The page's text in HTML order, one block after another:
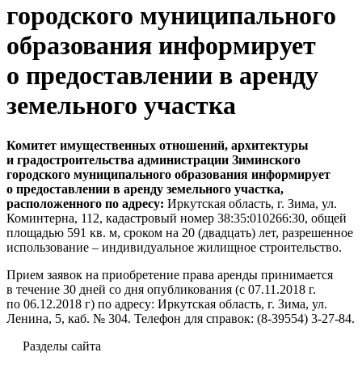
городского муниципального
образования информирует
о предоставлении в аренду
земельного участка
Комитет имущественных отношений, архитектуры
и градостроительства администрации Зиминского
городского муниципального образования информирует
о предоставлении в аренду земельного участка,
расположенного по адресу: Иркутская область, г. Зима, ул.
Коминтерна, 112, кадастровый номер 38:35:010266:30, общей
площадью 591 кв. м, сроком на 20 (двадцать) лет, разрешенное
использование – индивидуальное жилищное строительство.
Прием заявок на приобретение права аренды принимается
в течение 30 дней со дня опубликования (с 07.11.2018 г.
по 06.12.2018 г) по адресу: Иркутская область, г. Зима, ул.
Ленина, 5, каб. № 304. Телефон для справок: (8-39554) 3-27-84.
Разделы сайта